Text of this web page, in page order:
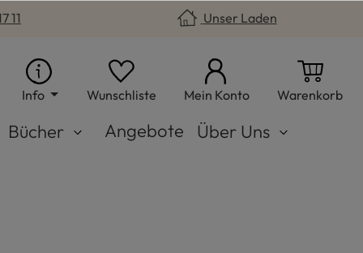
11 Unser Laden
Info Wunschliste Du hast 0 Produkte auf dem
Mein Konto Warenkorb
Bücher Angebote Über Uns